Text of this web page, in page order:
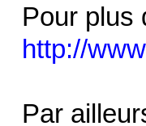
Pour plus
http://
Par